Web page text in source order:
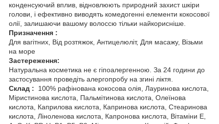
конденсуючий вплив, відновлюють природний захист шкіри
голови, і ефективно виводять комедогенні елементи кокосової
олії, залишаючи вашому волоссю тільки найкорисніше.
Призначення :
Для вагітних, Від розтяжок, Антицелюліт, Для масажу, Візьми
на море
Застереження:
Натуральна косметика не є гіпоалергенною. За 24 години до
застосування проведіть алергопробу на згині ліктя.
Склад : 100% рафінована кокосова олія, Лауринова кислота,
Міристинова кислота, Пальмітинова кислота, Олеїнова
кислота, Каприлова кислота, Капринова кислота, Стеаринова
кислота, Ліноленова кислота, Капронова кислота, Вітаміни Е,